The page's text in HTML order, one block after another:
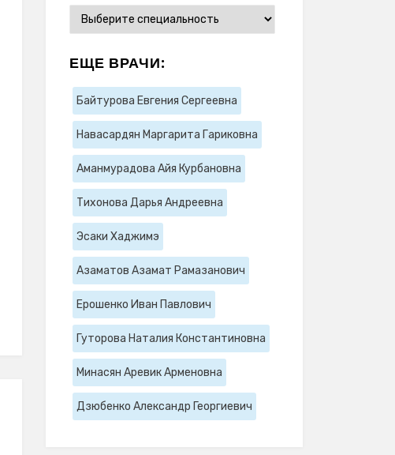
ЕЩЕ ВРАЧИ:
Байтурова Евгения Сергеевна
Навасардян Маргарита Гариковна
Аманмурадова Айя Курбановна
Тихонова Дарья Андреевна
Эсаки Хаджимэ
Азаматов Азамат Рамазанович
Ерошенко Иван Павлович
Гуторова Наталия Константиновна
Минасян Аревик Арменовна
Дзюбенко Александр Георгиевич